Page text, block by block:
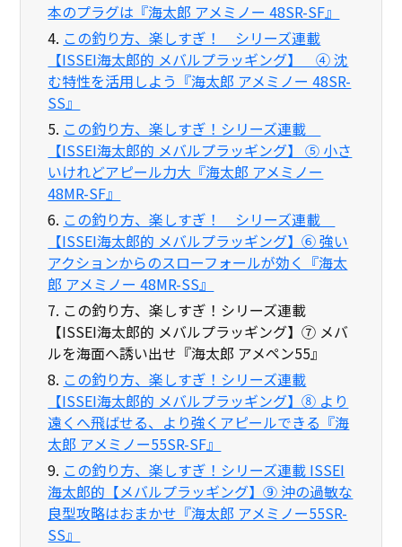
本のプラグは『海太郎 アメミノー 48SR-SF』
4. この釣り方、楽しすぎ！ シリーズ連載
【ISSEI海太郎的 メバルプラッギング】 ④ 沈
む特性を活用しよう『海太郎 アメミノー 48SR-
SS』
5. この釣り方、楽しすぎ！シリーズ連載
【ISSEI海太郎的 メバルプラッギング】 ⑤ 小さ
いけれどアピール力大『海太郎 アメミノー
48MR-SF』
6. この釣り方、楽しすぎ！ シリーズ連載
【ISSEI海太郎的 メバルプラッギング】⑥ 強い
アクションからのスローフォールが効く『海太
郎 アメミノー 48MR-SS』
7. この釣り方、楽しすぎ！シリーズ連載
【ISSEI海太郎的 メバルプラッギング】⑦ メバ
ルを海面へ誘い出せ『海太郎 アメペン55』
8. この釣り方、楽しすぎ！シリーズ連載
【ISSEI海太郎的 メバルプラッギング】⑧ より
遠くへ飛ばせる、より強くアピールできる『海
太郎 アメミノー55SR-SF』
9. この釣り方、楽しすぎ！シリーズ連載 ISSEI
海太郎的【メバルプラッギング】⑨ 沖の過敏な
良型攻略はおまかせ『海太郎 アメミノー55SR-
SS』